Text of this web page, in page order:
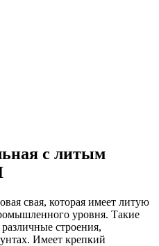
с литым
свая, которая имеет литую
уровня. Такие
строения,
Имеет крепкий